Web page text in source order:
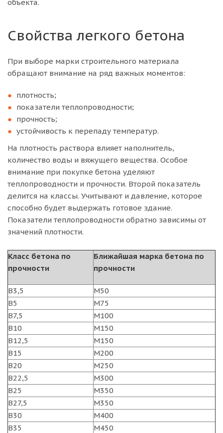
объекта.
Свойства легкого бетона
При выборе марки строительного материала
обращают внимание на ряд важных моментов:
плотность;
показатели теплопроводности;
прочность;
устойчивость к перепаду температур.
На плотность раствора влияет наполнитель,
количество воды и вяжущего вещества. Особое
внимание при покупке бетона уделяют
теплопроводности и прочности. Второй показатель
делится на классы. Учитывают и давление, которое
способно будет выдержать готовое здание.
Показатели теплопроводности обратно зависимы от
значений плотности.
Класс бетона по
прочности
Ближайшая марка бетона по
прочности
B3,5
M50
B5
M75
B7,5
M100
B10
M150
B12,5
M150
B15
M200
B20
M250
B22,5
M300
B25
M350
B27,5
M350
B30
M400
B35
M450